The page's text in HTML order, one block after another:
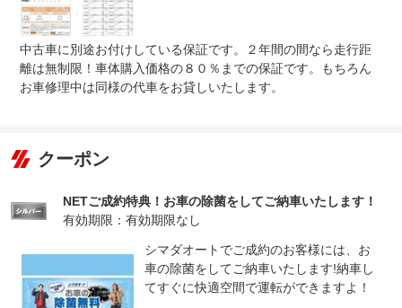
法定整備
について
-
中古車に別途お付けしている保証です。２年間の間なら走行距
離は無制限！車体購入価格の８０％までの保証です。もちろん
お車修理中は同様の代車をお貸しいたします。
クーポン
NETご成約特典！お車の除菌をしてご納車いたします！
有効期限：有効期限なし
シマダオートでご成約のお客様には、お
車の除菌をしてご納車いたします!納車し
てすぐに快適空間で運転ができますよ！